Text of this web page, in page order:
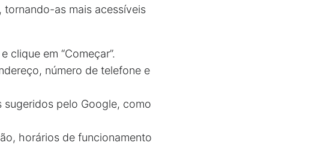
, tornando-as mais acessíveis
em “Começar”.
número de telefone e
pelo Google, como
horários de funcionamento